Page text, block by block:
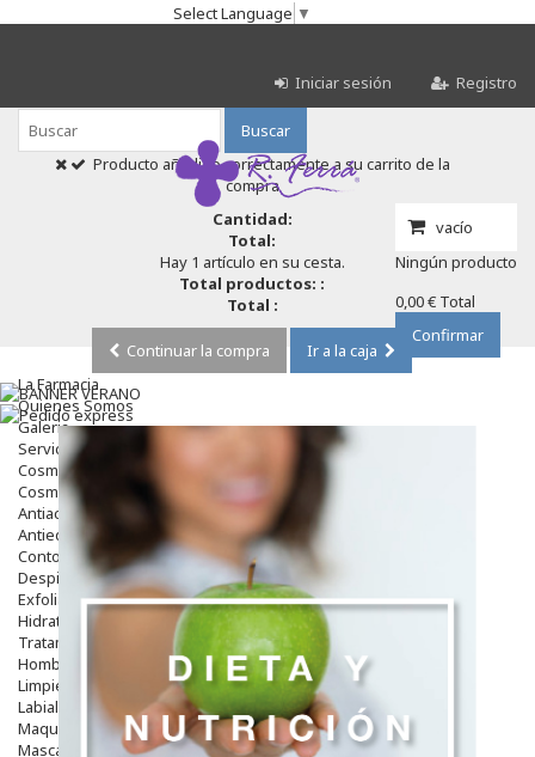
Select Language ▼
Iniciar sesión Registro
Buscar
vacío
Ningún producto
0,00 € Total
Confirmar
Producto añadido correctamente a su carrito de la
compra
Cantidad:
Total:
Hay 1 artículo en su cesta.
Total productos: :
Total :
Continuar la compra
Ir a la caja
La Farmacia
Quienes Somos
Galeria
Servicios
Cosmética
Cosmética Facial
Antiacné
Antiedad
Contorno De Ojos
Despigmentantes
Exfoliantes
Hidratantes
Tratamientos De Noche
Hombre
Limpieza
Labiales
Maquillajes Y Color
Mascarillas